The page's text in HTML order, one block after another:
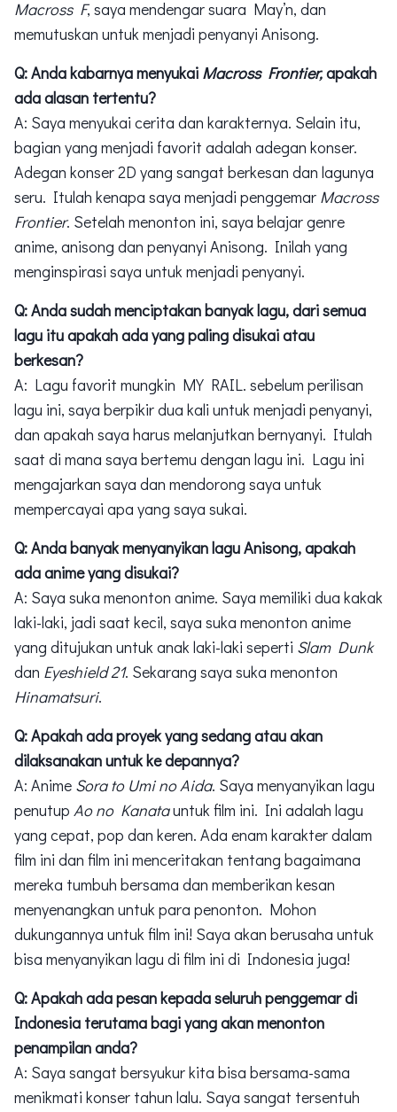
Macross F, saya mendengar suara May’n, dan
memutuskan untuk menjadi penyanyi Anisong.
Q: Anda kabarnya menyukai Macross Frontier,apakah
ada alasan tertentu?
A: Saya menyukai cerita dan karakternya. Selain itu,
bagian yang menjadi favorit adalah adegan konser.
Adegan konser 2D yang sangat berkesan dan lagunya
seru. Itulah kenapa saya menjadi penggemar Macross
Frontier. Setelah menonton ini, saya belajar genre
anime, anisong dan penyanyi Anisong. Inilah yang
menginspirasi saya untuk menjadi penyanyi.
Q: Anda sudah menciptakan banyak lagu, dari semua
lagu itu apakah ada yang paling disukai atau
berkesan?
A: Lagu favorit mungkin MY RAIL. sebelum perilisan
lagu ini, saya berpikir dua kali untuk menjadi penyanyi,
dan apakah saya harus melanjutkan bernyanyi. Itulah
saat di mana saya bertemu dengan lagu ini. Lagu ini
mengajarkan saya dan mendorong saya untuk
mempercayai apa yang saya sukai.
Q: Anda banyak menyanyikan lagu Anisong, apakah
ada anime yang disukai?
A: Saya suka menonton anime. Saya memiliki dua kakak
laki-laki, jadi saat kecil, saya suka menonton anime
yang ditujukan untuk anak laki-laki seperti Slam Dunk
dan Eyeshield 21. Sekarang saya suka menonton
Hinamatsuri.
Q: Apakah ada proyek yang sedang atau akan
dilaksanakan untuk ke depannya?
A: Anime Sora to Umi no Aida. Saya menyanyikan lagu
penutup Ao no Kanatauntuk film ini. Ini adalah lagu
yang cepat, pop dan keren. Ada enam karakter dalam
film ini dan film ini menceritakan tentang bagaimana
mereka tumbuh bersama dan memberikan kesan
menyenangkan untuk para penonton. Mohon
dukungannya untuk film ini! Saya akan berusaha untuk
bisa menyanyikan lagu di film ini di Indonesia juga!
Q: Apakah ada pesan kepada seluruh penggemar di
Indonesia terutama bagi yang akan menonton
penampilan anda?
A: Saya sangat bersyukur kita bisa bersama-sama
menikmati konser tahun lalu. Saya sangat tersentuh